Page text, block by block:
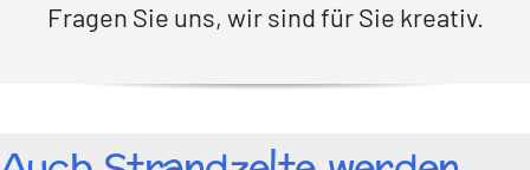
Fragen Sie uns, wir sind für Sie kreativ.